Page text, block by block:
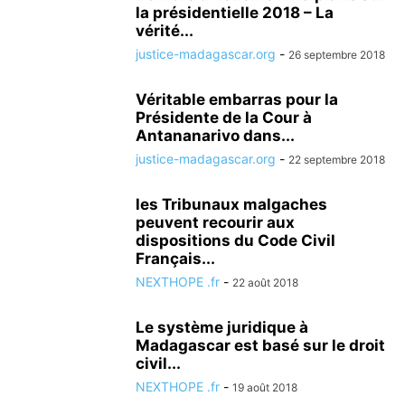
PROPOS DIFFAMATOIRES RAMBELO VOLATSINANA
RAMIANDRISOA HAINGO
RANARISON TSILAVO NEXTHOPE RANDRIANASOLO JACQUES
RASOLO ELISE EST SUSPECTÉE D'AVOIR BRULÉE LES COPIES DU CONCOURS DE
RATOVONELINJAFY BAKOLY RATSIMBAZAFY ROGER
RAZANANIRINA BRUNO
RELATIONS RANARISON TSILAVO NEXTHOPE ET EMERGENT
SYNDICAT DES MAGISTRATS DE MADAGASCAR
TAGNEVOZARA HORTENSE JUGE D'INSTRUCTION
TARIF DE LA CORRUPTION LORS DES EXAMENS DES MAGISTRATS
UN RÉSEAU D'INFLUENCE À MADAGASCAR
VIOLATION DES LOIS PAR LES MAGISTRATS MALGACHES
VIOLATION DES TEXTES DE LOI MALGACHES
VIREMENTS ET PREUVES DE CONTREPARTIE EN MARCHANDISES
la présidentielle 2018 – La
vérité...
justice-madagascar.org - 26 septembre 2018
Véritable embarras pour la
Présidente de la Cour à
Antananarivo dans...
justice-madagascar.org - 22 septembre 2018
les Tribunaux malgaches
peuvent recourir aux
dispositions du Code Civil
Français...
NEXTHOPE .fr - 22 août 2018
Le système juridique à
Madagascar est basé sur le droit
civil...
NEXTHOPE .fr - 19 août 2018